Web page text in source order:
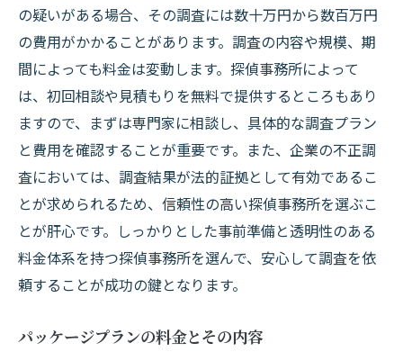
料金変動を防ぐための対策
江戸川区で探偵事務所を利用する際に知ってお
きたい料金のポイント
事前に確認すべき料金の内訳
追加費用の発生条件
料金に含まれるサービス内容
料金体系の透明性を確認する方法
料金交渉のポイントとコツ
探偵事務所選びの際の重要なチェックポイ
ント
江戸川区での事例紹介
の疑いがある場合、その調査には数十万円から数百万円
の費用がかかることがあります。調査の内容や規模、期
間によっても料金は変動します。探偵事務所によって
は、初回相談や見積もりを無料で提供するところもあり
ますので、まずは専門家に相談し、具体的な調査プラン
と費用を確認することが重要です。また、企業の不正調
査においては、調査結果が法的証拠として有効であるこ
とが求められるため、信頼性の高い探偵事務所を選ぶこ
とが肝心です。しっかりとした事前準備と透明性のある
料金体系を持つ探偵事務所を選んで、安心して調査を依
頼することが成功の鍵となります。
パッケージプランの料金とその内容